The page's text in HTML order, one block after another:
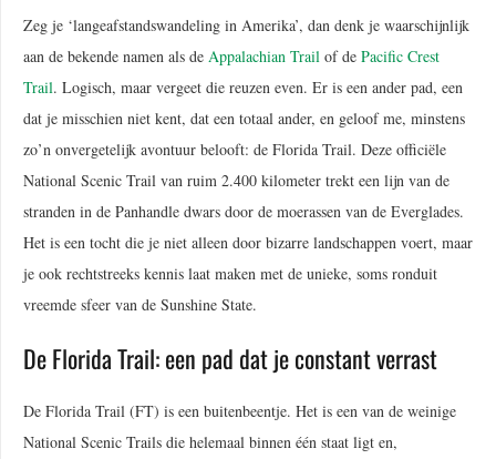
Zeg je ‘langeafstandswandeling in Amerika’, dan denk je waarschijnlijk
aan de bekende namen als de Appalachian Trail of de Pacific Crest
Trail. Logisch, maar vergeet die reuzen even. Er is een ander pad, een
dat je misschien niet kent, dat een totaal ander, en geloof me, minstens
zo’n onvergetelijk avontuur belooft: de Florida Trail. Deze officiële
National Scenic Trail van ruim 2.400 kilometer trekt een lijn van de
stranden in de Panhandle dwars door de moerassen van de Everglades.
Het is een tocht die je niet alleen door bizarre landschappen voert, maar
je ook rechtstreeks kennis laat maken met de unieke, soms ronduit
vreemde sfeer van de Sunshine State.
De Florida Trail: een pad dat je constant verrast
De Florida Trail (FT) is een buitenbeentje. Het is een van de weinige
National Scenic Trails die helemaal binnen één staat ligt en,